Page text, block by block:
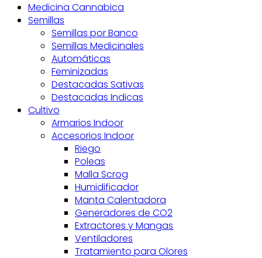
Medicina Cannabica
Semillas
Semillas por Banco
Semillas Medicinales
Automáticas
Feminizadas
Destacadas Sativas
Destacadas Indicas
Cultivo
Armarios Indoor
Accesorios Indoor
Riego
Poleas
Malla Scrog
Humidificador
Manta Calentadora
Generadores de CO2
Extractores y Mangas
Ventiladores
Tratamiento para Olores